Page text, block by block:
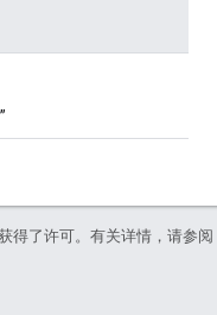
得了许可。有关详情，请参阅